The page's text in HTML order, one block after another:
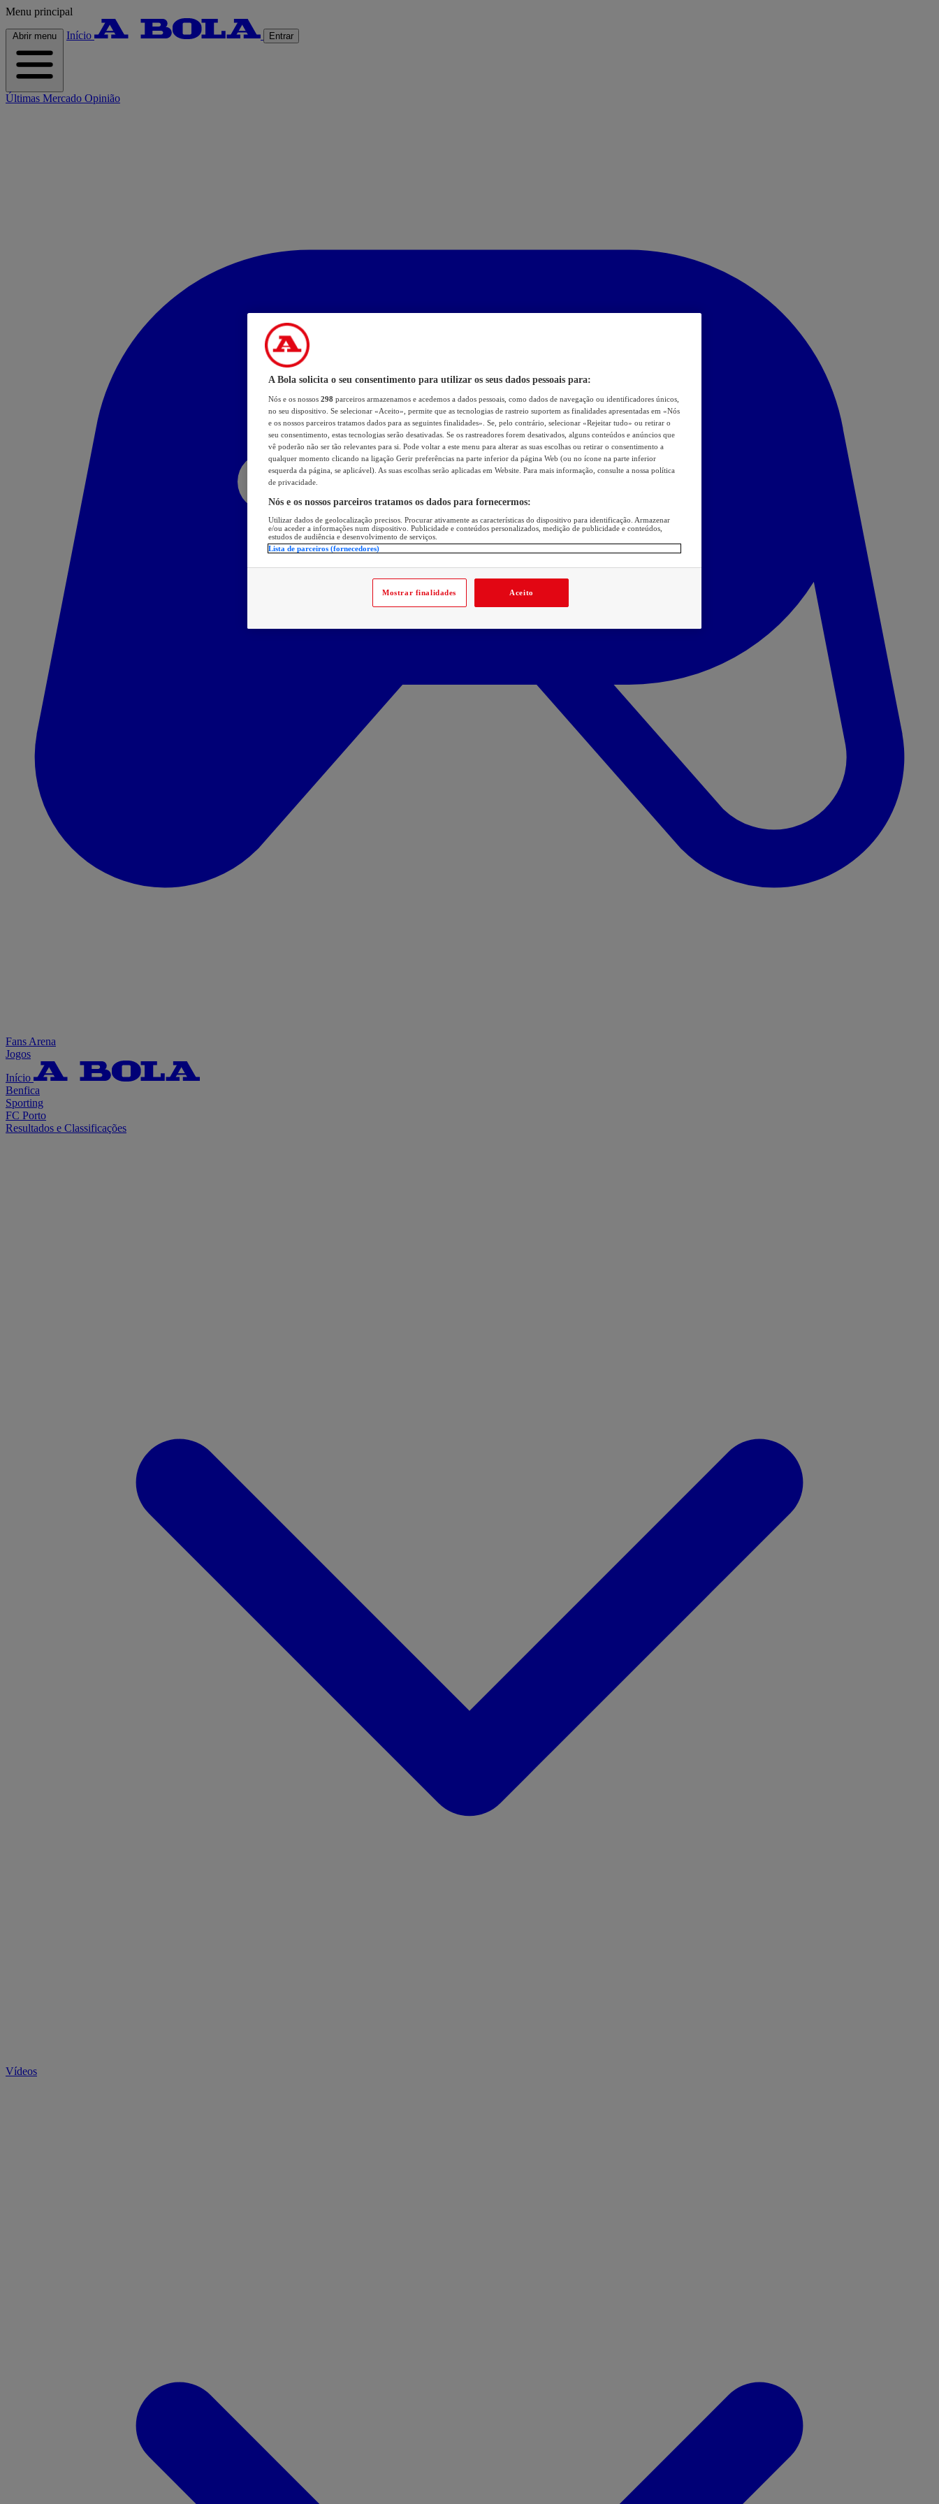
Menu principal
Abrir menu Início Entrar
Últimas Mercado Opinião
Fans Arena
Jogos
Início
Benfica
Sporting
FC Porto
Resultados e Classificações
Vídeos
A Bola solicita o seu consentimento para utilizar os seus dados pessoais para:
Nós e os nossos 298 parceiros armazenamos e acedemos a dados pessoais, como dados de navegação ou identificadores únicos,
no seu dispositivo. Se selecionar «Aceito», permite que as tecnologias de rastreio suportem as finalidades apresentadas em «Nós
e os nossos parceiros tratamos dados para as seguintes finalidades». Se, pelo contrário, selecionar «Rejeitar tudo» ou retirar o
seu consentimento, estas tecnologias serão desativadas. Se os rastreadores forem desativados, alguns conteúdos e anúncios que
vê poderão não ser tão relevantes para si. Pode voltar a este menu para alterar as suas escolhas ou retirar o consentimento a
qualquer momento clicando na ligação Gerir preferências na parte inferior da página Web (ou no ícone na parte inferior
esquerda da página, se aplicável). As suas escolhas serão aplicadas em Website. Para mais informação, consulte a nossa política
de privacidade.
Nós e os nossos parceiros tratamos os dados para fornecermos:
Utilizar dados de geolocalização precisos. Procurar ativamente as características do dispositivo para identificação. Armazenar
e/ou aceder a informações num dispositivo. Publicidade e conteúdos personalizados, medição de publicidade e conteúdos,
estudos de audiência e desenvolvimento de serviços.
Lista de parceiros (fornecedores)
Mostrar finalidades Aceito